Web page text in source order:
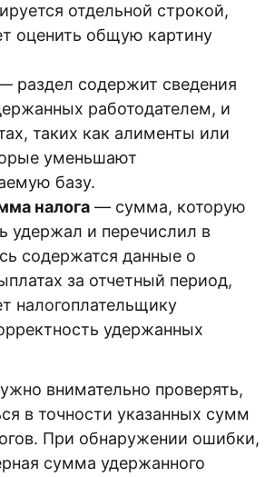
отдельной строкой,
оценить общую картину
раздел содержит сведения
работодателем, и
таких как алименты или
уменьшают
базу.
налога — сумма, которую
удержал и перечислил в
содержатся данные о
за отчетный период,
налогоплательщику
удержанных
внимательно проверять,
в точности указанных сумм
При обнаружении ошибки,
сумма удержанного